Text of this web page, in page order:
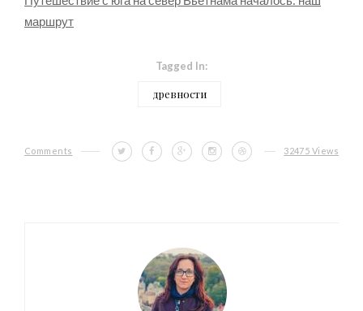
маршрут
Tagged In:
древности
Comments 32475 Views